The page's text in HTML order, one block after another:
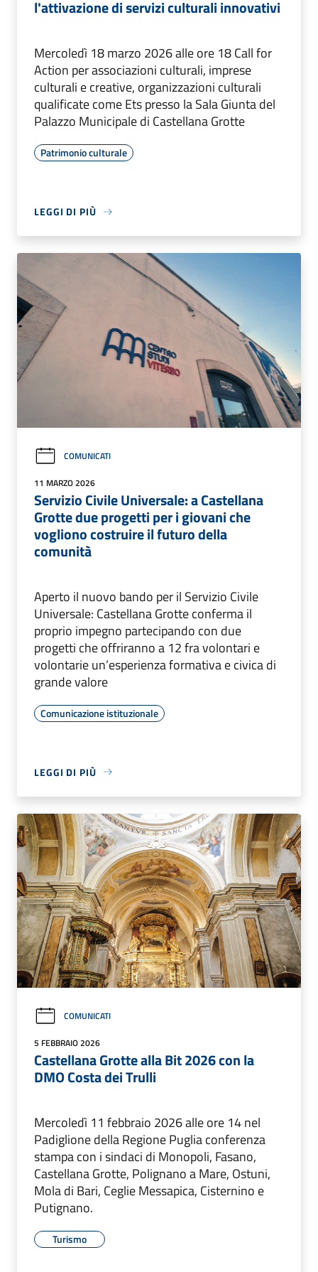
l'attivazione di servizi culturali innovativi
Mercoledì 18 marzo 2026 alle ore 18 Call for
Action per associazioni culturali, imprese
culturali e creative, organizzazioni culturali
qualificate come Ets presso la Sala Giunta del
Palazzo Municipale di Castellana Grotte
Patrimonio culturale
LEGGI DI PIÙ
COMUNICATI
11 MARZO 2026
Servizio Civile Universale: a Castellana
Grotte due progetti per i giovani che
vogliono costruire il futuro della
comunità
Aperto il nuovo bando per il Servizio Civile
Universale: Castellana Grotte conferma il
proprio impegno partecipando con due
progetti che offriranno a 12 fra volontari e
volontarie un’esperienza formativa e civica di
grande valore
Comunicazione istituzionale
LEGGI DI PIÙ
COMUNICATI
5 FEBBRAIO 2026
Castellana Grotte alla Bit 2026 con la
DMO Costa dei Trulli
Mercoledì 11 febbraio 2026 alle ore 14 nel
Padiglione della Regione Puglia conferenza
stampa con i sindaci di Monopoli, Fasano,
Castellana Grotte, Polignano a Mare, Ostuni,
Mola di Bari, Ceglie Messapica, Cisternino e
Putignano.
Turismo